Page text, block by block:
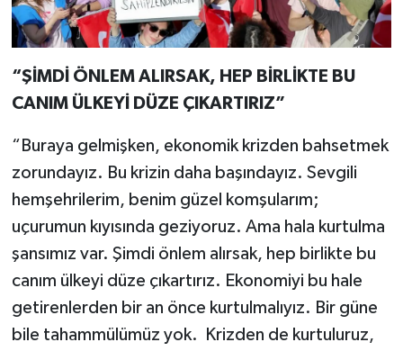
“ŞİMDİ ÖNLEM ALIRSAK, HEP BİRLİKTE BU
CANIM ÜLKEYİ DÜZE ÇIKARTIRIZ”
“Buraya gelmişken, ekonomik krizden bahsetmek
zorundayız. Bu krizin daha başındayız. Sevgili
hemşehrilerim, benim güzel komşularım;
uçurumun kıyısında geziyoruz. Ama hala kurtulma
şansımız var. Şimdi önlem alırsak, hep birlikte bu
canım ülkeyi düze çıkartırız. Ekonomiyi bu hale
getirenlerden bir an önce kurtulmalıyız. Bir güne
bile tahammülümüz yok. Krizden de kurtuluruz,